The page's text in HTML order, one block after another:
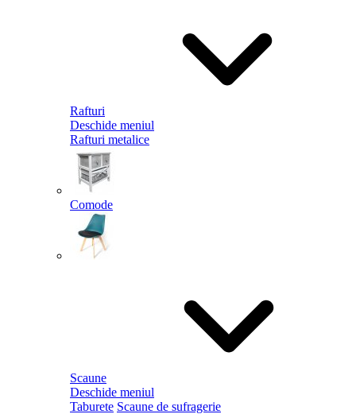
Rafturi
Deschide meniul
Rafturi metalice
Comode
Scaune
Deschide meniul
Taburete Scaune de sufragerie